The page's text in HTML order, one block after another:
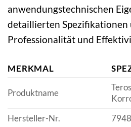
anwendungstechnischen
detaillierten
Professionalität und
MERKMAL
Produktname
Hersteller-Nr.